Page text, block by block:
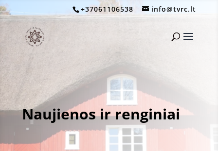
+37061106538 info@tvrc.lt
Naujienos ir renginiai